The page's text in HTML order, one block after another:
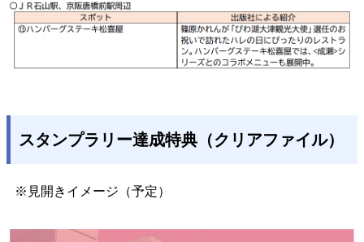
スタンプラリー達成特典（クリアファイル）
※見開きイメージ（予定）